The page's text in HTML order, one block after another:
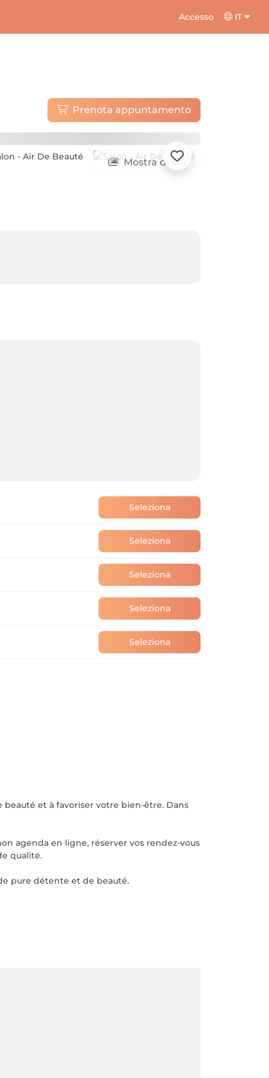
Accesso IT
Prenota appuntamento
Mostra di più
Seleziona
Seleziona
Seleziona
Seleziona
Seleziona
beauté et à favoriser votre bien-être. Dans
agenda en ligne, réserver vos rendez-vous
qualité.
pure détente et de beauté.